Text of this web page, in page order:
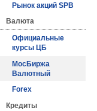
Рынок акций SPB
Валюта
Официальные
курсы ЦБ
МосБиржа
Валютный
Forex
Кредиты